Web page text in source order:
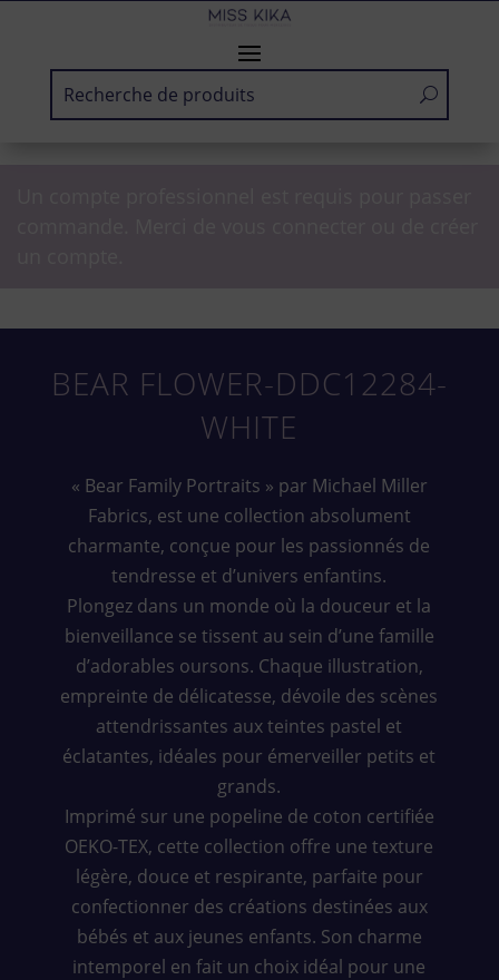
BEAR FLOWER-DDC12284-
WHITE
« Bear Family Portraits » par Michael Miller
Fabrics, est une collection absolument
charmante, conçue pour les passionnés de
tendresse et d’univers enfantins.
Plongez dans un monde où la douceur et la
bienveillance se tissent au sein d’une famille
d’adorables oursons. Chaque illustration,
empreinte de délicatesse, dévoile des scènes
attendrissantes aux teintes pastel et
éclatantes, idéales pour émerveiller petits et
grands.
Imprimé sur une popeline de coton certifiée
OEKO-TEX, cette collection offre une texture
légère, douce et respirante, parfaite pour
confectionner des créations destinées aux
bébés et aux jeunes enfants. Son charme
intemporel en fait un choix idéal pour une